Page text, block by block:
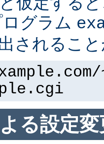
グラム
されるこ
る設定